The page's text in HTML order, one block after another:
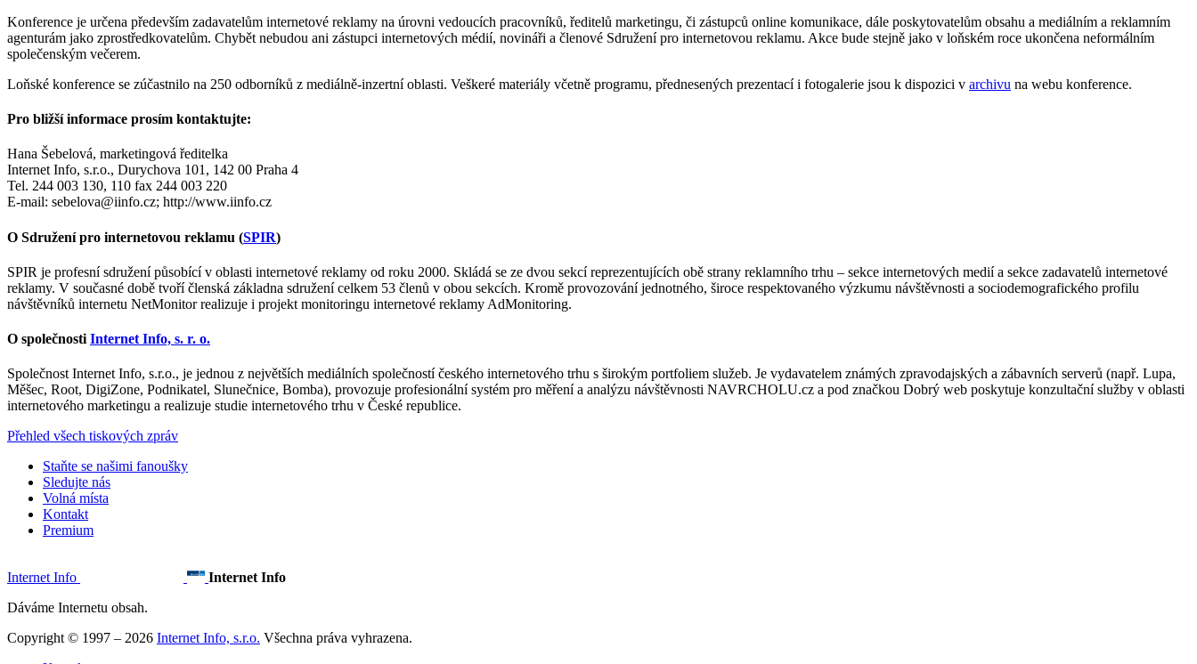
Konference je určena především zadavatelům internetové reklamy na úrovni vedoucích pracovníků, ředitelů marketingu, či zástupců online komunikace, dále poskytovatelům obsahu a mediálním a reklamním
agenturám jako zprostředkovatelům. Chybět nebudou ani zástupci internetových médií, novináři a členové Sdružení pro internetovou reklamu. Akce bude stejně jako v loňském roce ukončena neformálním
společenským večerem.
Loňské konference se zúčastnilo na 250 odborníků z mediálně-inzertní oblasti. Veškeré materiály včetně programu, přednesených prezentací i fotogalerie jsou k dispozici v archivu na webu konference.
Pro bližší informace prosím kontaktujte:
Hana Šebelová, marketingová ředitelka
Internet Info, s.r.o., Durychova 101, 142 00 Praha 4
Tel. 244 003 130, 110 fax 244 003 220
E-mail: sebelova@iinfo.cz; http://www.iinfo.cz
O Sdružení pro internetovou reklamu (SPIR)
SPIR je profesní sdružení působící v oblasti internetové reklamy od roku 2000. Skládá se ze dvou sekcí reprezentujících obě strany reklamního trhu – sekce internetových medií a sekce zadavatelů internetové
reklamy. V současné době tvoří členská základna sdružení celkem 53 členů v obou sekcích. Kromě provozování jednotného, široce respektovaného výzkumu návštěvnosti a sociodemografického profilu
návštěvníků internetu NetMonitor realizuje i projekt monitoringu internetové reklamy AdMonitoring.
O společnosti Internet Info, s. r. o.
Společnost Internet Info, s.r.o., je jednou z největších mediálních společností českého internetového trhu s širokým portfoliem služeb. Je vydavatelem známých zpravodajských a zábavních serverů (např. Lupa,
Měšec, Root, DigiZone, Podnikatel, Slunečnice, Bomba), provozuje profesionální systém pro měření a analýzu návštěvnosti NAVRCHOLU.cz a pod značkou Dobrý web poskytuje konzultační služby v oblasti
internetového marketingu a realizuje studie internetového trhu v České republice.
Přehled všech tiskových zpráv
Staňte se našimi fanoušky
Sledujte nás
Volná místa
Kontakt
Premium
Internet Info
Internet Info
Dáváme Internetu obsah.
Copyright © 1997 – 2026 Internet Info, s.r.o. Všechna práva vyhrazena.